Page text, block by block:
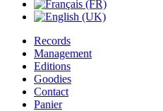
Records
Management
Editions
Goodies
Contact
Panier